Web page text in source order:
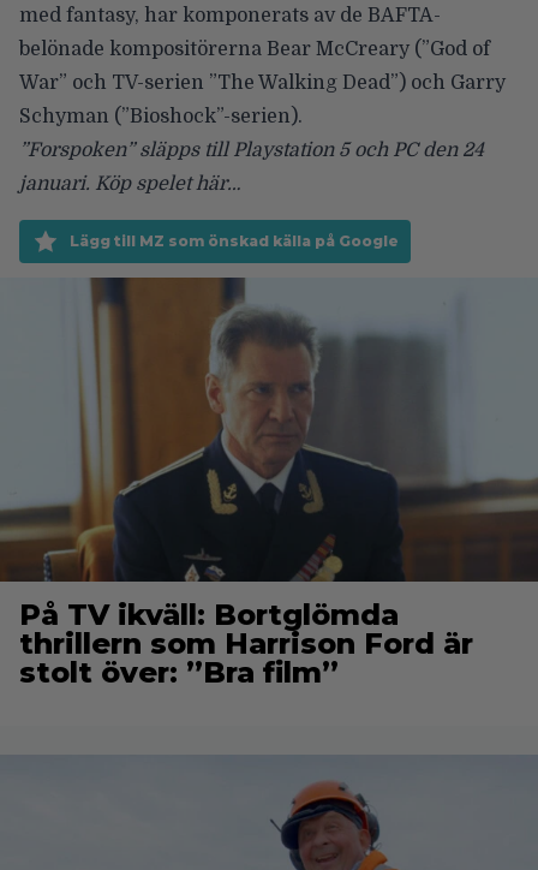
med fantasy, har komponerats av de BAFTA-
belönade kompositörerna Bear McCreary (”God of
War” och TV-serien ”The Walking Dead”) och Garry
Schyman (”Bioshock”-serien).
”Forspoken” släpps till Playstation 5 och PC den 24
januari. Köp spelet här…
Lägg till MZ som önskad källa på Google
På TV ikväll: Bortglömda
thrillern som Harrison Ford är
stolt över: ”Bra film”